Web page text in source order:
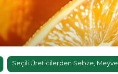
Seçili Üreticilerden Sebze, Meyve